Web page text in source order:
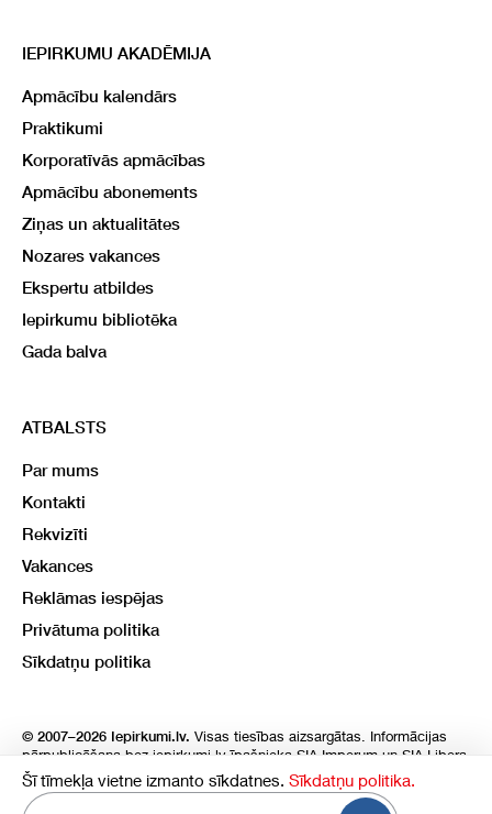
IEPIRKUMU AKADĒMIJA
Apmācību kalendārs
Praktikumi
Korporatīvās apmācības
Apmācību abonements
Ziņas un aktualitātes
Nozares vakances
Ekspertu atbildes
Iepirkumu bibliotēka
Gada balva
ATBALSTS
Par mums
Kontakti
Rekvizīti
Vakances
Reklāmas iespējas
Privātuma politika
Sīkdatņu politika
© 2007–2026 Iepirkumi.lv. Visas tiesības aizsargātas. Informācijas
pārpublicēšana bez iepirkumi.lv īpašnieka SIA Imperum un SIA Libera
atļaujas, stingri aizliegta. SIA Imperum un SIA Libera nenes nekādu
atbildību, ja, pamatojoties uz mājas lapā atrodamo informāciju,
radušies materiāli vai citāda veida zaudējumi.
Šī tīmekļa vietne izmanto sīkdatnes. Sīkdatņu politika.